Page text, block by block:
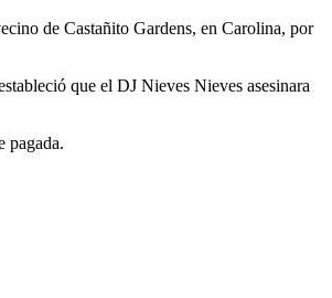
de Castañito Gardens, en Carolina, por
que el DJ Nieves Nieves asesinara
pagada.